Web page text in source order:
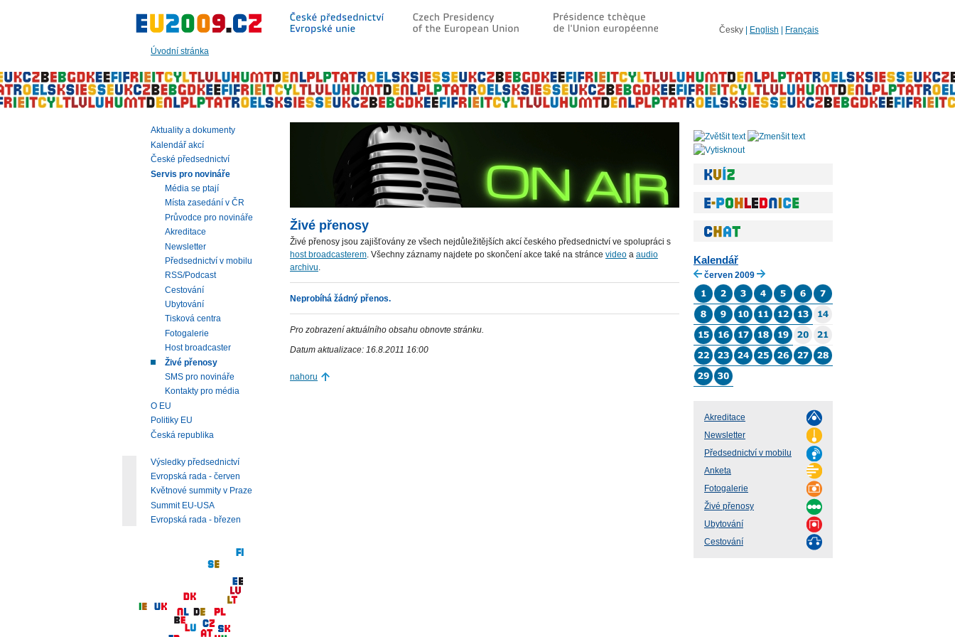
Česky English Français
Úvodní stránka
hlavní
|
navigaci
|
vyhledávání
Živé přenosy
Živé přenosy jsou zajišťovány ze všech nejdůležitějších akcí českého předsednictví ve spolupráci s
host broadcasterem. Všechny záznamy najdete po skončení akce také na stránce video a audio
archivu.
Neprobíhá žádný přenos.
Pro zobrazení aktuálního obsahu obnovte stránku.
Datum aktualizace: 16.8.2011 16:00
nahoru
Kalendář
červen 2009
Akreditace
Newsletter
Předsednictví v mobilu
Anketa
Fotogalerie
Živé přenosy
Ubytování
Cestování
Aktuality a dokumenty
Kalendář akcí
České předsednictví
Servis pro novináře
Média se ptají
Místa zasedání v ČR
Průvodce pro novináře
Akreditace
Newsletter
Předsednictví v mobilu
RSS/Podcast
Cestování
Ubytování
Tisková centra
Fotogalerie
Host broadcaster
Živé přenosy
SMS pro novináře
Kontakty pro média
O EU
Politiky EU
Česká republika
Výsledky předsednictví
Evropská rada - červen
Květnové summity v Praze
Summit EU-USA
Evropská rada - březen